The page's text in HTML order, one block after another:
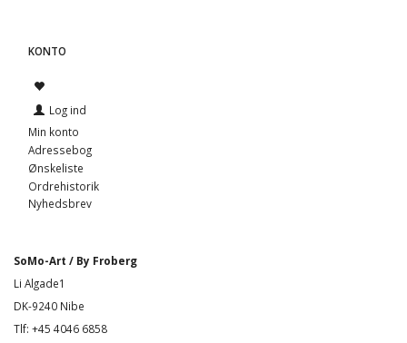
KONTO
Log ind
Min konto
Adressebog
Ønskeliste
Ordrehistorik
Nyhedsbrev
SoMo-Art / By Froberg
Li Algade1
DK-9240 Nibe
Tlf: +45 4046 6858